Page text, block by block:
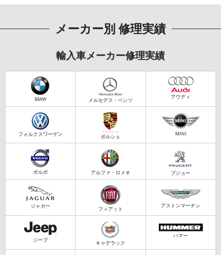
メーカー別 修理実績
輸入車メーカー修理実績
BMW メルセデス・ベンツ アウディ
フォルクスワーゲン ポルシェ MINI
ボルボ アルファ・ロメオ プジョー
ジャガー フィアット アストンマーチン
ジープ キャデラック
ハマー